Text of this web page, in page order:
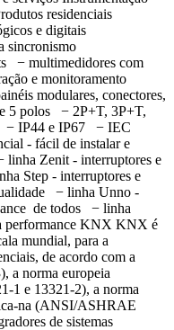
residenciais
e digitais
sincronismo
− multimedidores com
e monitoramento
modulares, conectores,
5 polos − 2P+T, 3P+T,
IP44 e IP67 − IEC
- fácil de instalar e
linha Zenit - interruptores e
Step - interruptores e
− linha Unno -
de todos − linha
performance KNX KNX é
mundial, para a
de acordo com a
a norma europeia
1 e 13321-2), a norma
na (ANSI/ASHRAE
de sistemas